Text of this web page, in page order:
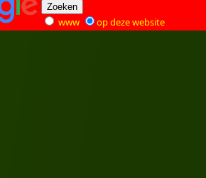
www op deze website